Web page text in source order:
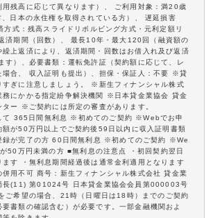
用残高に応じて異なります）、 ご利用対象：満20歳
日本の永住権を取得されている方）、 遅延損害
式：残高スライドリボルビング方式・元利定額リ
済期間（回数）、 最長10年・最大120回（融資額の
上返済により、返済期間・回数はお借入れ及び返済
す）、必要書類：運転免許証（契約額に応じて、レ
場合、 収入証明も提出）、担保・保証人：不要 ※貸
すぎに注意しましょう。 ※新生フィナンシャル株式
務にかかる指定紛争解決機関 ※日本貸金業協会 貸金
ター ※ご契約には所定の審査があります。
て 365日間無利息 ※初めてのご契約 ※Webでお申
額が50万円以上でご契約後59日以内に収入証明書類
録が完了の方 60日間無利息 ※初めてのご契約 ※We
50万円未満の方 ■無利息の注意点 ・初回契約翌日
ます ・無利息期間経過後は通常金利適用となります
併用不可 商号：新生フィナンシャル株式会社 貸金業
長(11) 第01024号 日本貸金業協会会員第000003号
ご希望の場合、21時（日曜日は18時）までのご契約
書類の確認含む）が必要です。一部金融機関およ